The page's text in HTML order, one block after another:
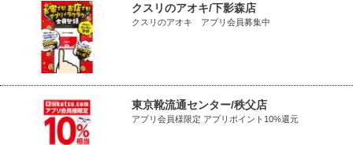
クスリのアオキ/下影森店
クスリのアオキ アプリ会員募集中
東京靴流通センター/秩父店
アプリ会員様限定 アプリポイント10%還元